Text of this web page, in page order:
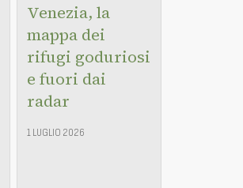
Venezia, la
mappa dei
rifugi goduriosi
e fuori dai
radar
1 LUGLIO 2026